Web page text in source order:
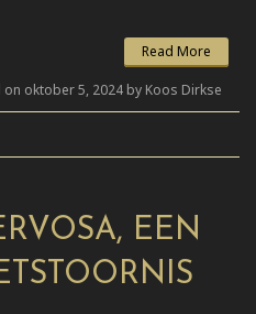
Read More
on oktober 5, 2024 by Koos Dirkse
EEN